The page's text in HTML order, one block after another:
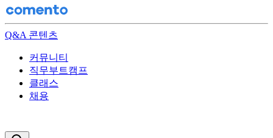
Q&A 콘텐츠
커뮤니티
직무부트캠프
클래스
채용